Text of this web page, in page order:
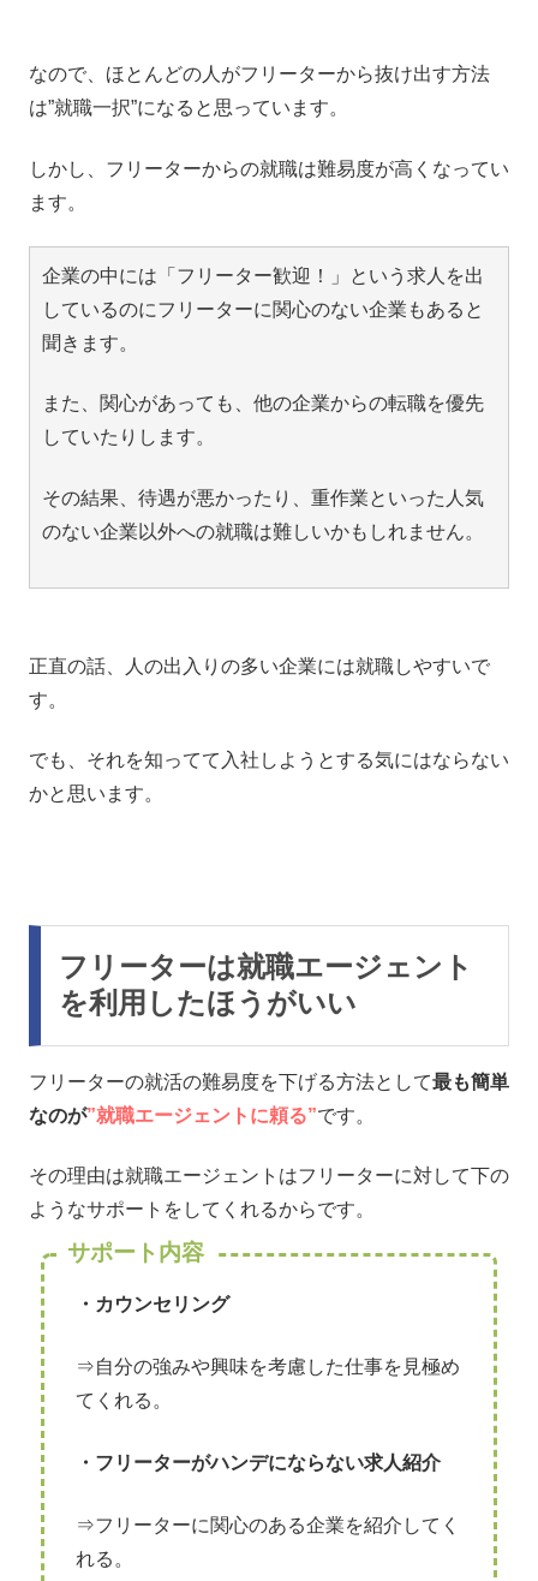
なので、ほとんどの人がフリーターから抜け出す方法
は”就職一択”になると思っています。
しかし、フリーターからの就職は難易度が高くなってい
ます。
企業の中には「フリーター歓迎！」という求人を出
しているのにフリーターに関心のない企業もあると
聞きます。
また、関心があっても、他の企業からの転職を優先
していたりします。
その結果、待遇が悪かったり、重作業といった人気
のない企業以外への就職は難しいかもしれません。
正直の話、人の出入りの多い企業には就職しやすいで
す。
でも、それを知ってて入社しようとする気にはならない
かと思います。
フリーターは就職エージェント
を利用したほうがいい
フリーターの就活の難易度を下げる方法として最も簡単
なのが”就職エージェントに頼る”です。
その理由は就職エージェントはフリーターに対して下の
ようなサポートをしてくれるからです。
サポート内容
・カウンセリング
⇒自分の強みや興味を考慮した仕事を見極め
てくれる。
・フリーターがハンデにならない求人紹介
⇒フリーターに関心のある企業を紹介してく
れる。